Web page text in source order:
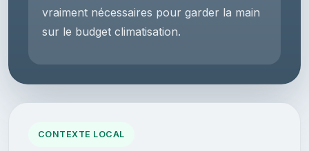
vraiment nécessaires pour garder la main
sur le budget climatisation.
CONTEXTE LOCAL